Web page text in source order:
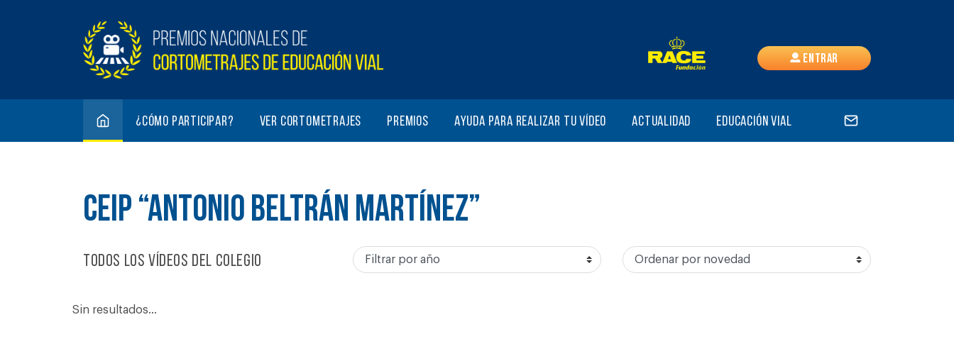
Entrar
¿Cómo participar? Ver cortometrajes Premios Ayuda para realizar tu vídeo Actualidad Educación vial
CEIP “ANTONIO BELTRÁN MARTÍNEZ”
Todos los vídeos del colegio
Sin resultados...